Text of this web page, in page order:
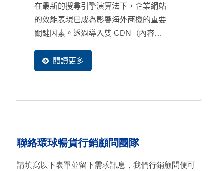
在最新的搜尋引擎演算法下，企業網站
的效能表現已成為影響海外商機的重要
關鍵因素。透過導入雙 CDN（內容傳
的載入速度和使用者體驗，讓全球各地
潛在買主都能極速瀏覽完整網頁內容，
閱讀更多